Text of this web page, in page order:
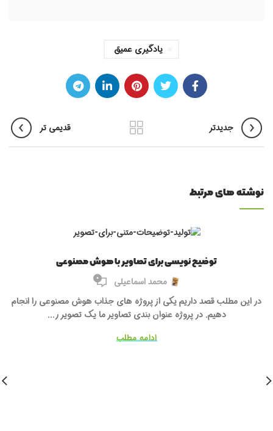
یادگیری عمیق
جدیدتر قدیمی تر
نوشته های مرتبط
توضیح نویسی برای تصاویر با هوش مصنوعی
محمد اسماعیلی 0
در این مطلب قصد داریم یکی از پروژه های جذاب هوش مصنوعی را انجام
دهیم. در پروژه عنوان بندی تصاویر ما یک تصویر ر...
ادامه مطلب